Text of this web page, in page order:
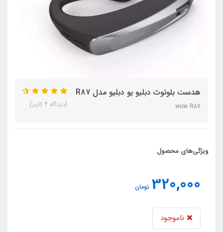
هدست بلوتوث دبلیو یو دبلیو مدل R87
wuw R87 (دیدگاه 4 کاربر)
ویژگی‌های محصول
320,000 تومان
ناموجود